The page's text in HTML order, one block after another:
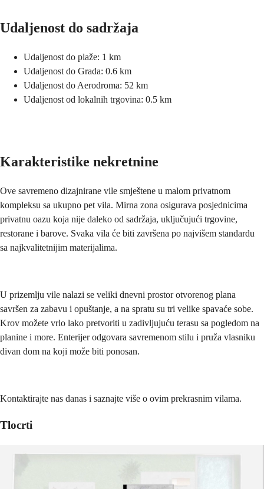
Udaljenost do sadržaja
Udaljenost do plaže: 1 km
Udaljenost do Grada: 0.6 km
Udaljenost do Aerodroma: 52 km
Udaljenost od lokalnih trgovina: 0.5 km
Karakteristike nekretnine
Ove savremeno dizajnirane vile smještene u malom privatnom
kompleksu sa ukupno pet vila. Mirna zona osigurava posjednicima
privatnu oazu koja nije daleko od sadržaja, uključujući trgovine,
restorane i barove. Svaka vila će biti završena po najvišem standardu
sa najkvalitetnijim materijalima.
U prizemlju vile nalazi se veliki dnevni prostor otvorenog plana
savršen za zabavu i opuštanje, a na spratu su tri velike spavaće sobe.
Krov možete vrlo lako pretvoriti u zadivljujuću terasu sa pogledom na
planine i more. Enterijer odgovara savremenom stilu i pruža vlasniku
divan dom na koji može biti ponosan.
Kontaktirajte nas danas i saznajte više o ovim prekrasnim vilama.
Tlocrti